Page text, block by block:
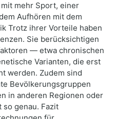
mehr Sport, einer
Aufhören mit dem
Trotz ihrer Vorteile haben
Sie berücksichtigen
— etwa chronischen
Varianten, die erst
werden. Zudem sind
Bevölkerungsgruppen
in anderen Regionen oder
genau. Fazit